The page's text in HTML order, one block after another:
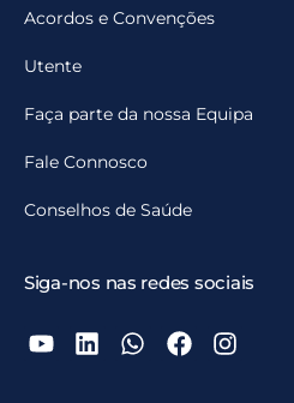
Acordos e Convenções
Utente
Faça parte da nossa Equipa
Fale Connosco
Conselhos de Saúde
Siga-nos nas redes sociais